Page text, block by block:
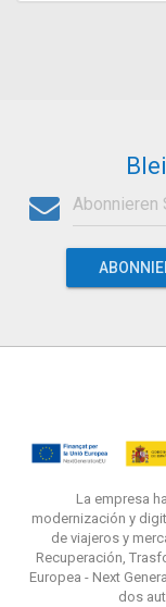
La empresa
modernización y
de viajeros y
Recuperación,
Europea - Next
dos